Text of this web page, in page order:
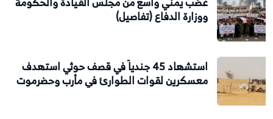
ووزارة الدفاع (تفاصيل)
استشهاد 45 جندياً في قصف حوثي استهدف
معسكرين لقوات الطوارئ في مأرب وحضرموت